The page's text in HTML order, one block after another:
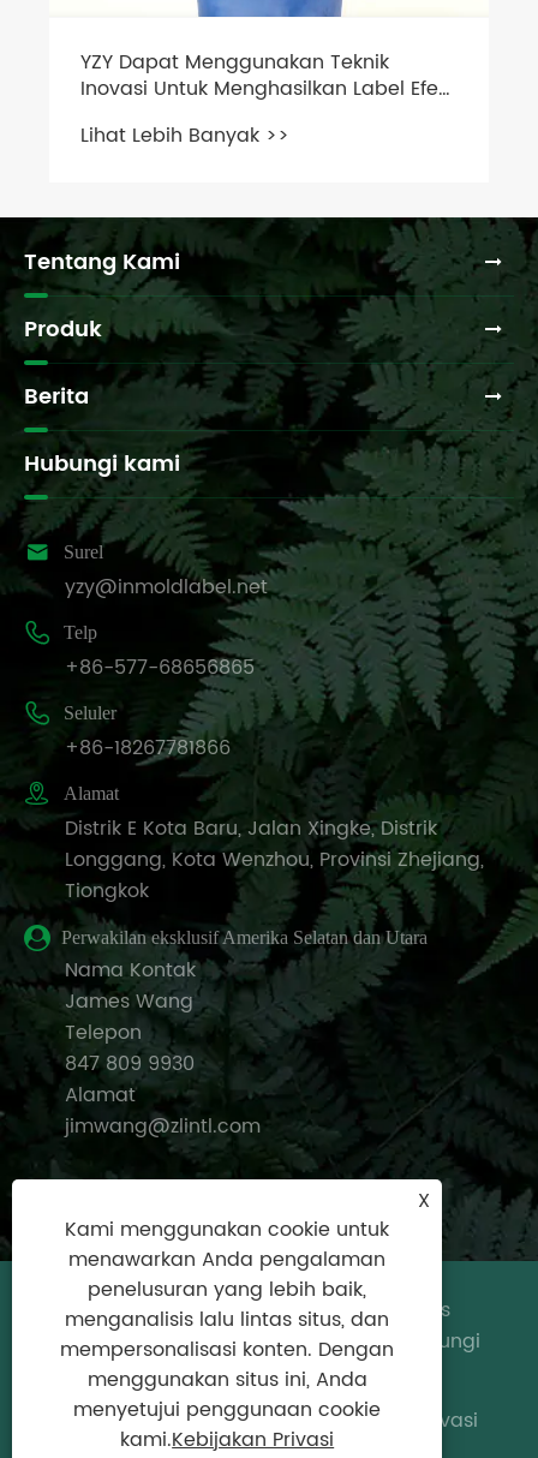
YZY Dapat Menggunakan Teknik
Inovasi Untuk Menghasilkan Label Efek
Lihat Lebih Banyak >>
Tentang Kami
Produk
Berita
Hubungi kami
 Surel
yzy@inmoldlabel.net
 Telp
+86-577-68656865
 Seluler
+86-18267781866
 Alamat
Distrik E Kota Baru, Jalan Xingke, Distrik
Longgang, Kota Wenzhou, Provinsi Zhejiang,
Tiongkok
Perwakilan eksklusif Amerika Selatan dan Utara
Nama Kontak
James Wang
Telepon
847 809 9930
Alamat
jimwang@zlintl.com
Hak Cipta © 2024 Zhejiang Zhongyu Sains
dan Teknologi Co., Ltd. Semua Hak Dilindungi
Undang-undang.
Links|Sitemap|RSS|XML| Kebijakan Privasi
X
Kami menggunakan cookie untuk
menawarkan Anda pengalaman
penelusuran yang lebih baik,
menganalisis lalu lintas situs, dan
mempersonalisasi konten. Dengan
menggunakan situs ini, Anda
menyetujui penggunaan cookie
kami.Kebijakan Privasi